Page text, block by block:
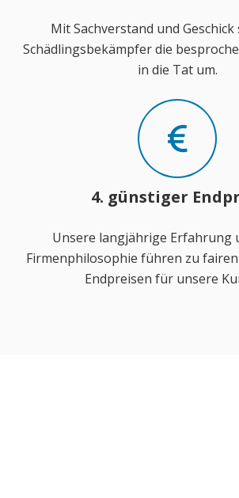
Mit Sachverstand und
Schädlingsbekämpfer die
in die Tat um.
4. günstiger
Unsere langjährige Erfahrung
Firmenphilosophie führen zu
Endpreisen für unsere